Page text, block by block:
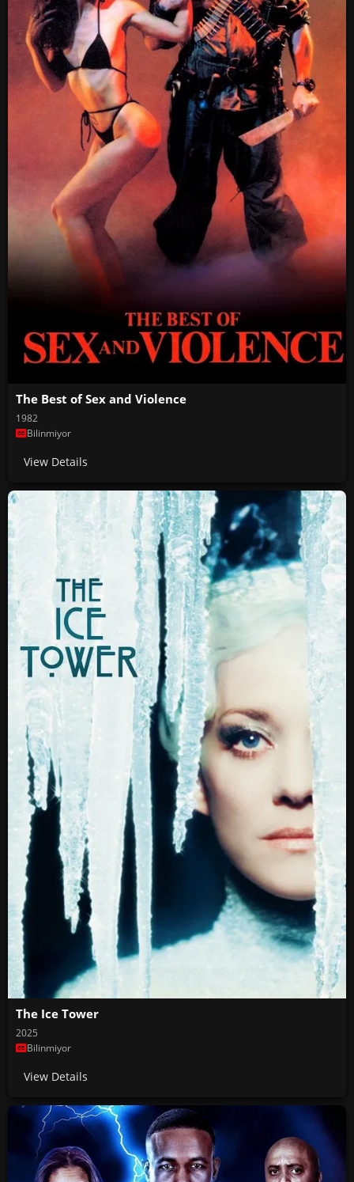
The Best of Sex and Violence
1982
Bilinmiyor
View Details
The Ice Tower
2025
Bilinmiyor
View Details